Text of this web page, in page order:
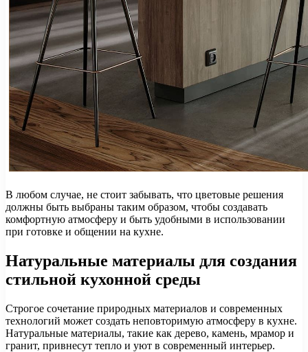
В любом случае, не стоит забывать, что цветовые решения
должны быть выбраны таким образом, чтобы создавать
комфортную атмосферу и быть удобными в использовании
при готовке и общении на кухне.
Натуральные материалы для создания
стильной кухонной среды
Строгое сочетание природных материалов и современных
технологий может создать неповторимую атмосферу в кухне.
Натуральные материалы, такие как дерево, камень, мрамор и
гранит, привнесут тепло и уют в современный интерьер.